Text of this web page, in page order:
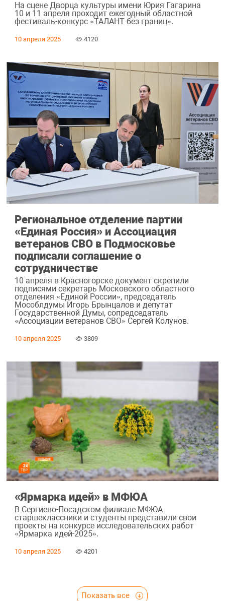
На сцене Дворца культуры имени Юрия Гагарина
10 и 11 апреля проходит ежегодный областной
фестиваль-конкурс «ТАЛАНТ без границ».
10 апреля 2025 4120
Региональное отделение партии
«Единая Россия» и Ассоциация
ветеранов СВО в Подмосковье
подписали соглашение о
сотрудничестве
10 апреля в Красногорске документ скрепили
подписями секретарь Московского областного
отделения «Единой России», председатель
Мособлдумы Игорь Брынцалов и депутат
Государственной Думы, сопредседатель
«Ассоциации ветеранов СВО» Сергей Колунов.
10 апреля 2025 3809
«Ярмарка идей» в МФЮА
В Сергиево-Посадском филиале МФЮА
старшеклассники и студенты представили свои
проекты на конкурсе исследовательских работ
«Ярмарка идей-2025».
10 апреля 2025 4201
Показать все